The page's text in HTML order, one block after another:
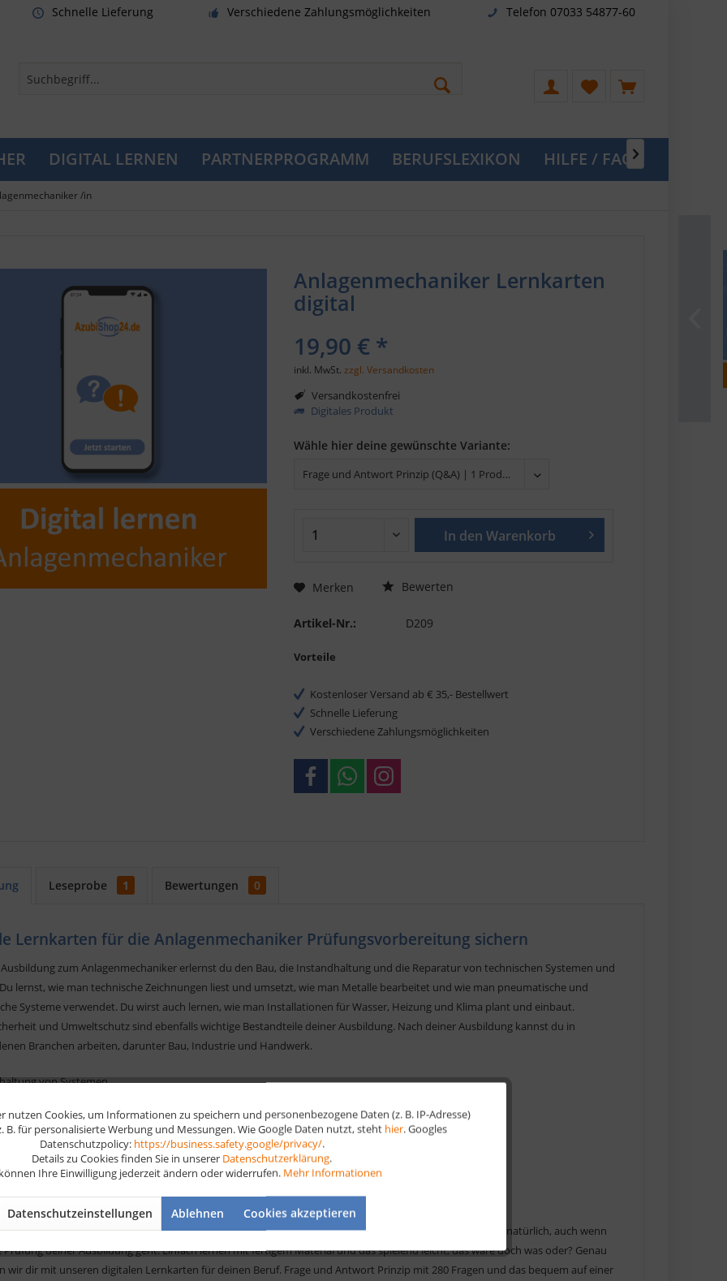
Schnelle Lieferung Verschiedene Zahlungsmöglichkeiten Telefon 07033 54877-60
DIGITAL LERNEN PARTNERPROGRAMM BERUFSLEXIKON HILFE / FAQ
/in
Anlagenmechaniker Lernkarten
digital
19,90 € *
inkl. MwSt.zzgl. Versandkosten
Versandkostenfrei
Digitales Produkt
Wähle hier deine gewünschte Variante:
In den Warenkorb
Merken Bewerten
Artikel-Nr.: D209
Vorteile
Kostenloser Versand ab € 35,- Bestellwert
Schnelle Lieferung
Verschiedene Zahlungsmöglichkeiten
Leseprobe 1 Bewertungen 0
Lernkarten für die Anlagenmechaniker Prüfungsvorbereitung sichern
zum Anlagenmechaniker erlernst du den Bau, die Instandhaltung und die Reparatur von technischen Systemen und
lernst, wie man technische Zeichnungen liest und umsetzt, wie man Metalle bearbeitet und wie man pneumatische und
Systeme verwendet. Du wirst auch lernen, wie man Installationen für Wasser, Heizung und Klima plant und einbaut.
und Umweltschutz sind ebenfalls wichtige Bestandteile deiner Ausbildung. Nach deiner Ausbildung kannst du in
Branchen arbeiten, darunter Bau, Industrie und Handwerk.
von Systemen
Zeichnungen
Heizung und Klima
der besonderen Art
eine Lösung, um schnell und einfach zum Ziel zu kommen. So ist das in allen Bereichen des Lebens und natürlich, auch wenn
Prüfung deiner Ausbildung geht. Einfach lernen mit fertigem Material und das spielend leicht, das wäre doch was oder? Genau
wir dir mit unseren digitalen Lernkarten für deinen Beruf. Frage und Antwort Prinzip mit 280 Fragen und das bequem auf einer
Aktiv
Aktiv
nutzen Cookies, um Informationen zu speichern und personenbezogene Daten (z. B. IP-Adresse)
B. für personalisierte Werbung und Messungen. Wie Google Daten nutzt, steht hier. Googles
Datenschutzpolicy: https://business.safety.google/privacy/.
Details zu Cookies finden Sie in unserer Datenschutzerklärung.
Ihre Einwilligung jederzeit ändern oder widerrufen. Mehr Informationen
Datenschutzeinstellungen Ablehnen Cookies akzeptieren